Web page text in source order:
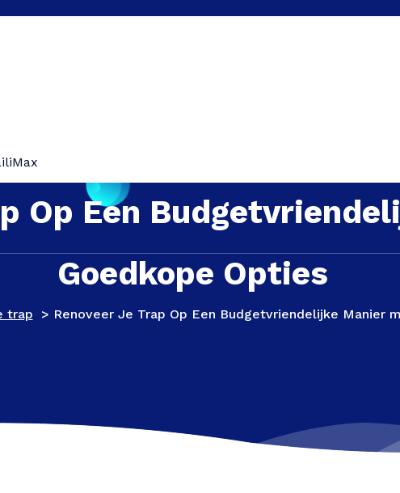
Op Een
Goedkope Opties
trap > Renoveer Je Trap Op Een Budgetvriendelijke Manier